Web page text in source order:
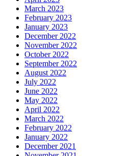
March 2023
February 2023
January 2023
December 2022
November 2022
October 2022
September 2022
August 2022
July 2022
June 2022
May 2022
April 2022
March 2022
February 2022
January 2022
December 2021